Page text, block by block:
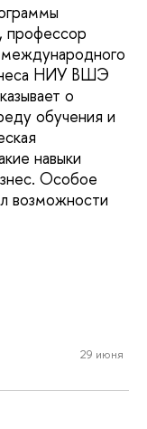
международного
НИУ ВШЭ
о
обучения и
навыки
Особое
возможности
29 июня